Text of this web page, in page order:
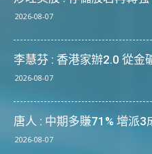
2026-08-07
李慧芬 : 香港家辦2.0 從金
2026-08-07
唐人 : 中期多賺71% 增派3
2026-08-07